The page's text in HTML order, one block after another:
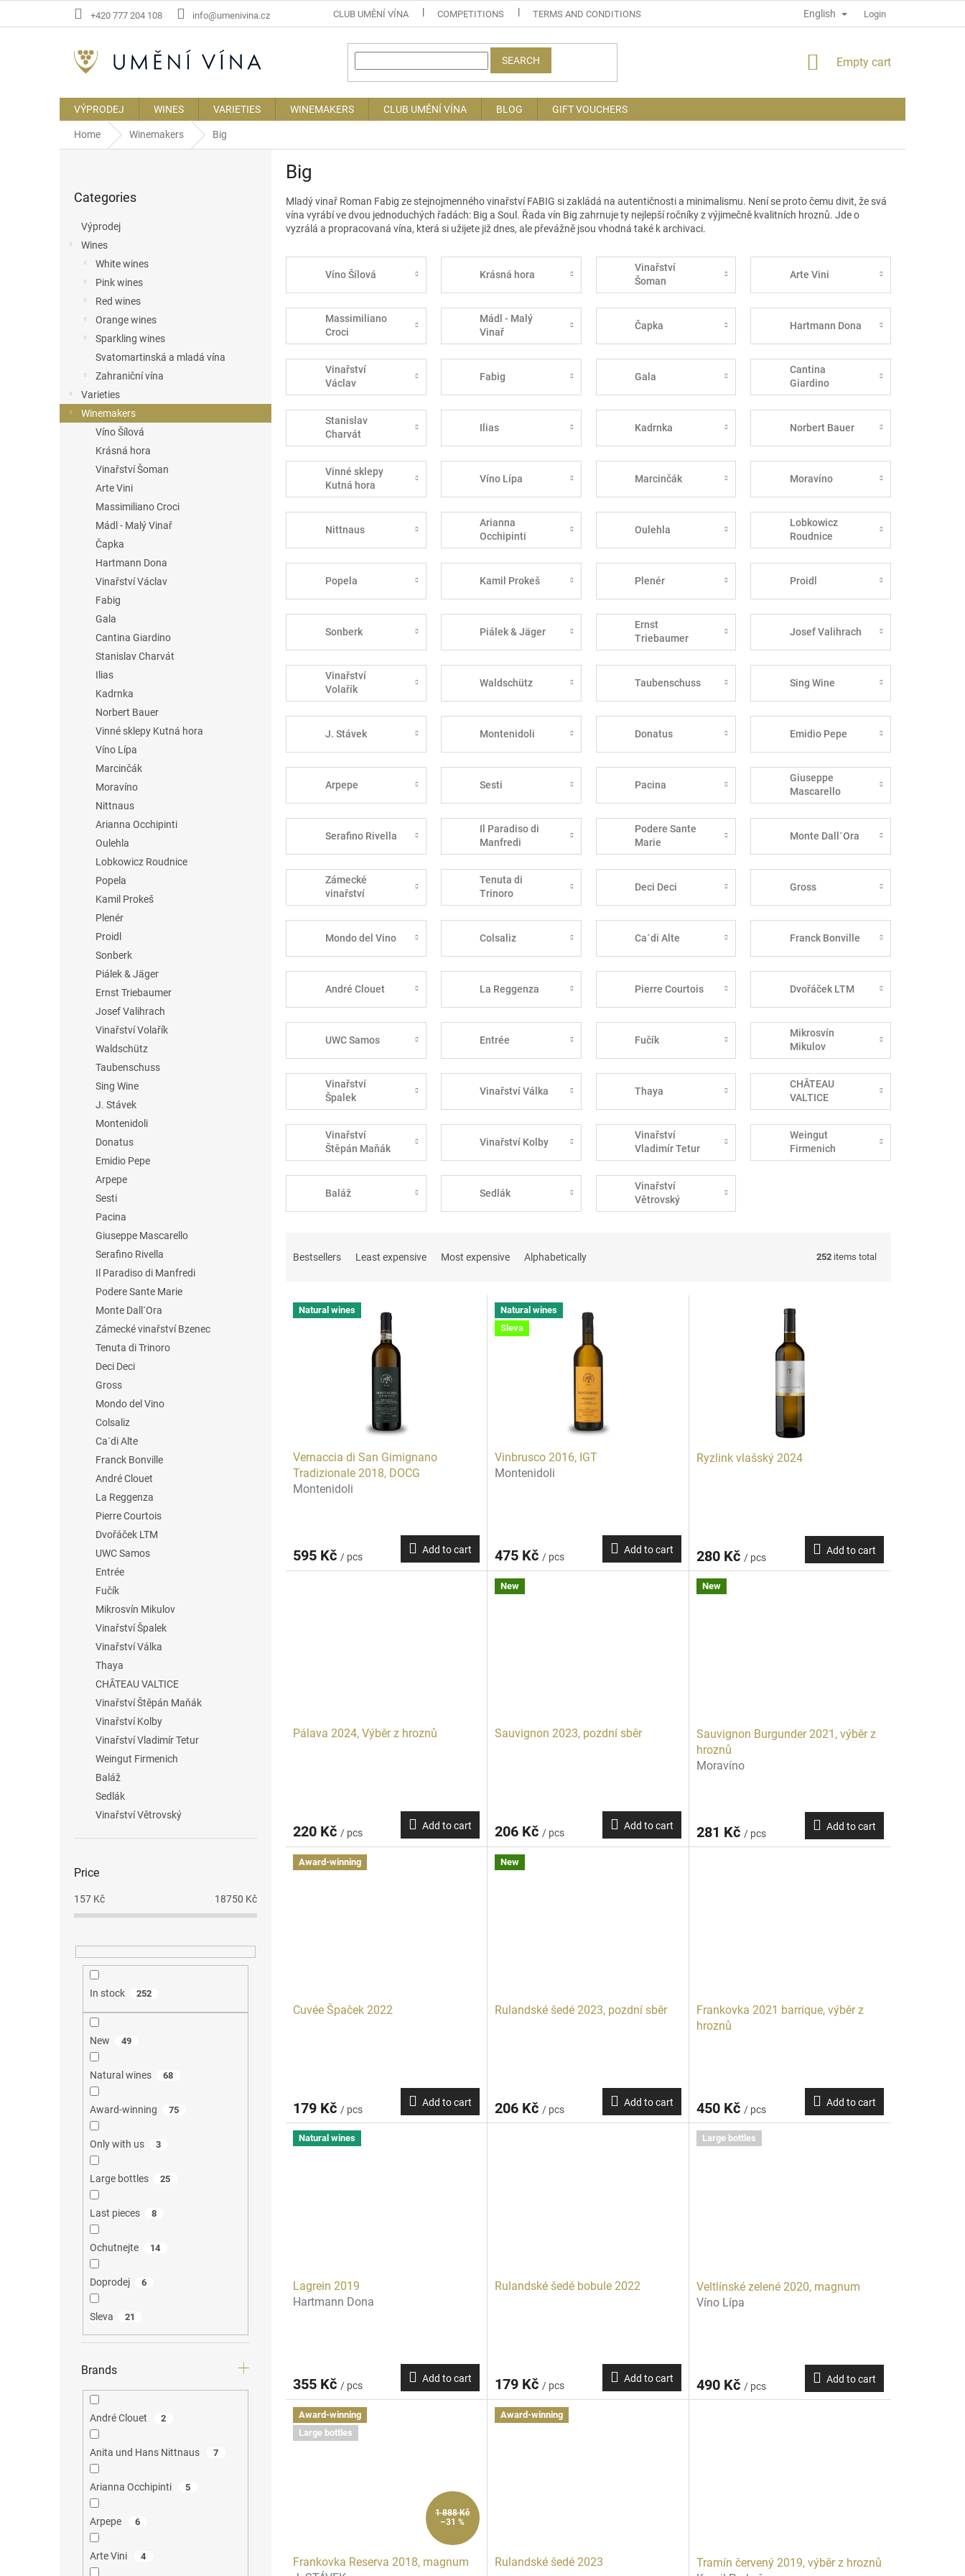
+420 777 204 108 info@umenivina.cz CLUB UMĚNÍ VÍNA COMPETITIONS TERMS AND CONDITIONS INFORMATION ABOUT THE SITE
English Login
SEARCH
SHOPPING
Empty cart
VÝPRODEJ WINES VARIETIES WINEMAKERS CLUB UMĚNÍ VÍNA BLOG GIFT VOUCHERS
Home Winemakers Big
categories
Categories
Výprodej
Wines
White wines
Pink wines
Red wines
Orange wines
Sparkling wines
Svatomartinská a mladá vína
Zahraniční vína
Varieties
Winemakers
Víno Šílová
Krásná hora
Vinařství Šoman
Arte Vini
Massimiliano Croci
Mádl - Malý Vinař
Čapka
Hartmann Dona
Vinařství Václav
Fabig
Gala
Cantina Giardino
Stanislav Charvát
Ilias
Kadrnka
Norbert Bauer
Vinné sklepy Kutná hora
Víno Lípa
Marcinčák
Moravíno
Nittnaus
Arianna Occhipinti
Oulehla
Lobkowicz Roudnice
Popela
Kamil Prokeš
Plenér
Proidl
Sonberk
Piálek & Jäger
Ernst Triebaumer
Josef Valihrach
Vinařství Volařík
Waldschütz
Taubenschuss
Sing Wine
J. Stávek
Montenidoli
Donatus
Emidio Pepe
Arpepe
Sesti
Pacina
Giuseppe Mascarello
Serafino Rivella
Il Paradiso di Manfredi
Podere Sante Marie
Monte Dall´Ora
Zámecké vinařství Bzenec
Tenuta di Trinoro
Deci Deci
Gross
Mondo del Vino
Colsaliz
Ca´di Alte
Franck Bonville
André Clouet
La Reggenza
Pierre Courtois
Dvořáček LTM
UWC Samos
Entrée
Fučík
Mikrosvín Mikulov
Vinařství Špalek
Vinařství Válka
Thaya
CHÂTEAU VALTICE
Vinařství Štěpán Maňák
Vinařství Kolby
Vinařství Vladimír Tetur
Weingut Firmenich
Baláž
Sedlák
Vinařství Větrovský
Price
157 Kč 18750 Kč
In stock 252
New 49
Natural wines 68
Award-winning 75
Only with us 3
Large bottles 25
Last pieces 8
Ochutnejte 14
Doprodej 6
Sleva 21
Brands
André Clouet 2
Anita und Hans Nittnaus 7
Arianna Occhipinti 5
Arpepe 6
Arte Vini 4
Big
Mladý vinař Roman Fabig ze stejnojmenného vinařství FABIG si zakládá na autentičnosti a minimalismu. Není se proto čemu divit, že svá
vína vyrábí ve dvou jednoduchých řadách: Big a Soul. Řada vín Big zahrnuje ty nejlepší ročníky z výjimečně kvalitních hroznů. Jde o
vyzrálá a propracovaná vína, která si užijete již dnes, ale převážně jsou vhodná také k archivaci.
Víno Šílová Krásná hora
Vinařství
Šoman
Arte Vini
Massimiliano
Croci
Mádl - Malý
Vinař
Čapka Hartmann Dona
Vinařství
Václav
Fabig Gala
Cantina
Giardino
Stanislav
Charvát
Ilias Kadrnka Norbert Bauer
Vinné sklepy
Kutná hora
Víno Lípa Marcinčák Moravíno
Nittnaus
Arianna
Occhipinti
Oulehla
Lobkowicz
Roudnice
Popela Kamil Prokeš Plenér Proidl
Sonberk Piálek & Jäger
Ernst
Triebaumer
Josef Valihrach
Vinařství
Volařík
Waldschütz Taubenschuss Sing Wine
J. Stávek Montenidoli Donatus Emidio Pepe
Arpepe Sesti Pacina
Giuseppe
Mascarello
Serafino Rivella
Il Paradiso di
Manfredi
Podere Sante
Marie
Monte Dall´Ora
Zámecké
vinařství
Bzenec
Tenuta di
Trinoro
Deci Deci Gross
Mondo del Vino Colsaliz Ca´di Alte Franck Bonville
André Clouet La Reggenza Pierre Courtois Dvořáček LTM
UWC Samos Entrée Fučík
Mikrosvín
Mikulov
Vinařství
Špalek
Vinařství Válka Thaya
CHÂTEAU
VALTICE
Vinařství
Štěpán Maňák
Vinařství Kolby
Vinařství
Vladimír Tetur
Weingut
Firmenich
Baláž Sedlák
Vinařství
Větrovský
Bestsellers Least expensive Most expensive Alphabetically 252 items total
Natural wines
Vernaccia di San Gimignano
Tradizionale 2018, DOCG
Montenidoli
595 Kč / pcs
Add to cart
Natural wines
Sleva
Vinbrusco 2016, IGT
Montenidoli
475 Kč / pcs
Add to cart
Ryzlink vlašský 2024
280 Kč / pcs
Add to cart
Pálava 2024, Výběr z hroznů
220 Kč / pcs
Add to cart
New
Sauvignon 2023, pozdní sběr
206 Kč / pcs
Add to cart
New
Sauvignon Burgunder 2021, výběr z
hroznů
Moravíno
281 Kč / pcs
Add to cart
Award-winning
Cuvée Špaček 2022
179 Kč / pcs
Add to cart
New
Rulandské šedé 2023, pozdní sběr
206 Kč / pcs
Add to cart
Frankovka 2021 barrique, výběr z
hroznů
450 Kč / pcs
Add to cart
Natural wines
Lagrein 2019
Hartmann Dona
355 Kč / pcs
Add to cart
Rulandské šedé bobule 2022
179 Kč / pcs
Add to cart
Large bottles
Veltlínské zelené 2020, magnum
Víno Lípa
490 Kč / pcs
Add to cart
Award-winning
Large bottles
1 888 Kč
–31 %
Frankovka Reserva 2018, magnum
Award-winning
Rulandské šedé 2023
Tramín červený 2019, výběr z hroznů